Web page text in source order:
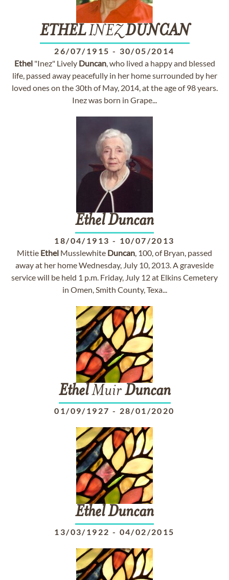
ETHELINEZDUNCAN
26/07/1915 - 30/05/2014
Ethel"Inez" Lively Duncan, who lived a happy and blessed
life, passed away peacefully in her home surrounded by her
loved ones on the 30th of May, 2014, at the age of 98 years.
Inez was born in Grape...
EthelDuncan
18/04/1913 - 10/07/2013
Mittie Ethel Musslewhite Duncan, 100, of Bryan, passed
away at her home Wednesday, July 10, 2013. A graveside
service will be held 1 p.m. Friday, July 12 at Elkins Cemetery
in Omen, Smith County, Texa...
EthelMuirDuncan
01/09/1927 - 28/01/2020
EthelDuncan
13/03/1922 - 04/02/2015